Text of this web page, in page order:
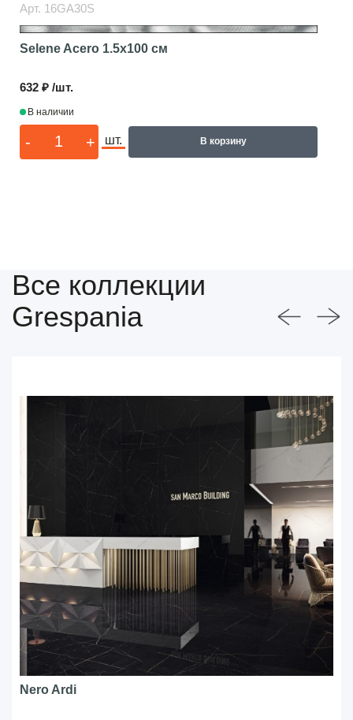
Арт. 16GA30S
Selene Acero 1.5x100 см
632 ₽ /шт.
В наличии
- + шт. В корзину
Все коллекции
Grespania
Nero Ardi